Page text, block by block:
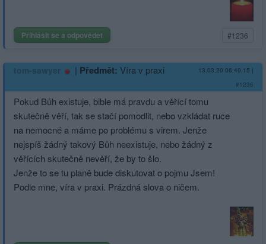
Přihlásit se a odpovědět #1236
tom-sawyer | Předmět: Víra v praxi 13.03.20 06:40:15 |
#1236
Pokud Bůh existuje, bible má pravdu a věřící tomu
skutečně věří, tak se stačí pomodlit, nebo vzkládat ruce
na nemocné a máme po problému s virem. Jenže
nejspíš žádný takový Bůh neexistuje, nebo žádný z
věřících skutečně nevěří, že by to šlo.
Jenže to se tu planě bude diskutovat o pojmu Jsem!
Podle mne, víra v praxi. Prázdná slova o ničem.